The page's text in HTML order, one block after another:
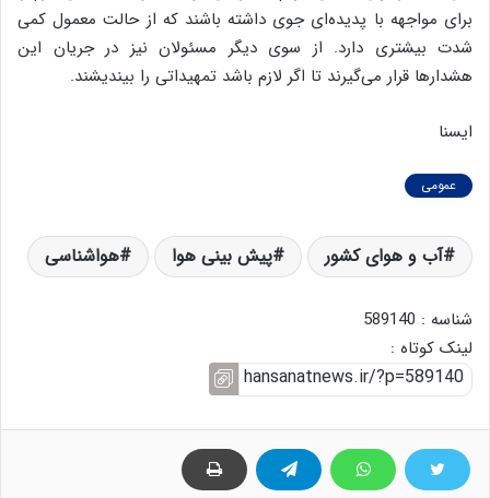
برای مواجهه با پدیده‌ای جوی داشته باشند که از حالت معمول کمی
شدت بیشتری دارد. از سوی دیگر مسئولان نیز در جریان این
هشدارها قرار می‌گیرند تا اگر لازم باشد تمهیداتی را بیندیشند.
ایسنا
عمومی
آب و هوای کشور پیش بینی هوا هواشناسی
شناسه : 589140
لینک کوتاه :